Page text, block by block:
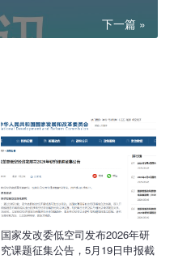
下一篇 »
国家发改委低空司发布2026年研
究课题征集公告，5月19日申报截